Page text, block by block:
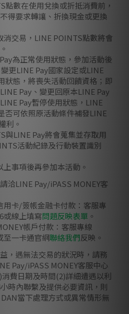
點數在使用兌換或折抵消費前，
得要求轉讓、折換現金或更換
消交易，LINE POINTS點數將會
為正常使用狀態，參加活動後
更LINE Pay國家設定或LINE
狀態，將喪失活動回饋資格；即
Pay、變更回原本LINE Pay
Pay暫停使用狀態，LINE
否可依照原活動條件補發LINE
利。
與LINE Pay將會蒐集並存取用
活動紀錄及行動裝置識別
上事項後再參加本活動。
洽LINE Pay/iPASS MONEY客
用卡/簽帳金融卡付款：客服專
或線上填寫問題反映表單 。
帳戶付款：客服專線
至一卡通官網聯絡我們反映。
，遇無法交易的狀況時，請務
Pay/iPASS MONEY客服中心
費日期及時間(2)詳細遭遇以利
時內聯繫及提供必要資訊，則
當下處理方式或異常情形無